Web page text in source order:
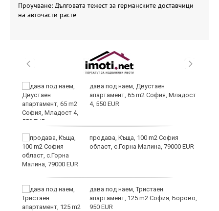
Проучване: Дълговата тежест за германските доставчици
на авточасти расте
дава под наем, Двустаен
апартамент, 65 m2 София, Младост
4, 550 EUR
продава, Къща, 100 m2 София
област, с.Горна Малина, 79000 EUR
дава под наем, Тристаен
апартамент, 125 m2 София, Борово,
950 EUR